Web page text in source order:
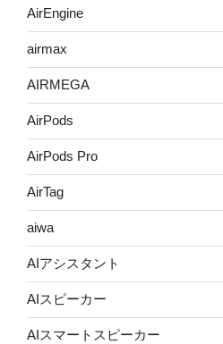
AirEngine
airmax
AIRMEGA
AirPods
AirPods Pro
AirTag
aiwa
AIアシスタント
AIスピーカー
AIスマートスピーカー